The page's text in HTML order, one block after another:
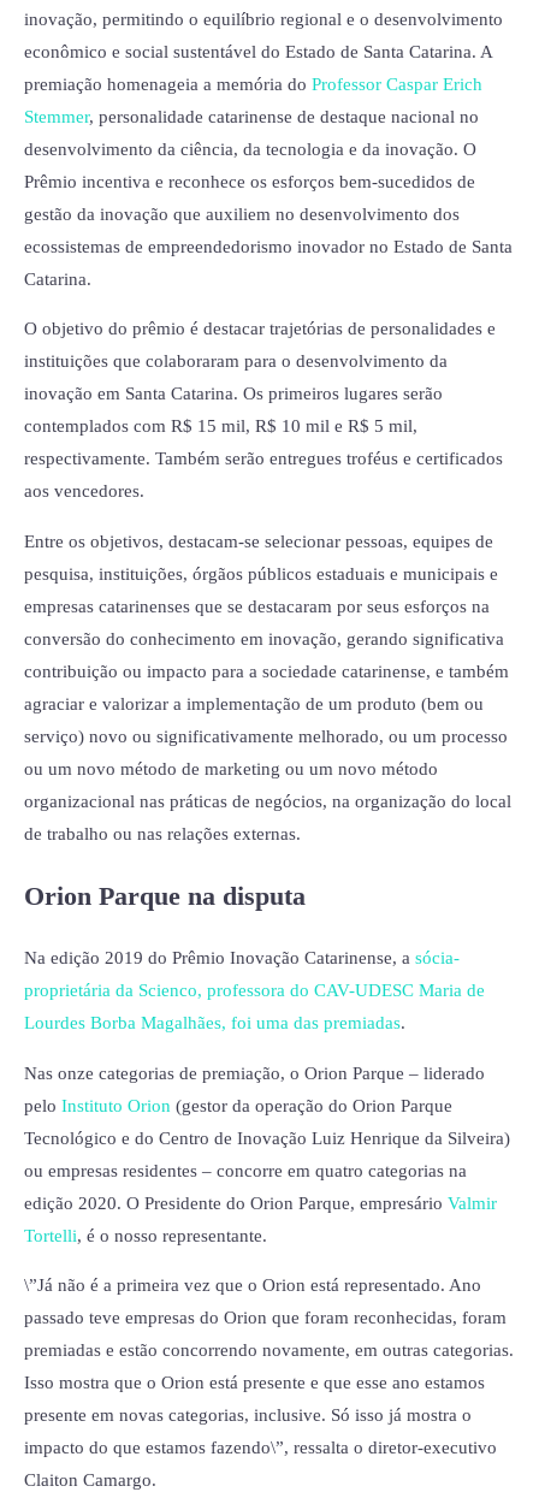
inovação, permitindo o equilíbrio regional e o desenvolvimento
econômico e social sustentável do Estado de Santa Catarina. A
premiação homenageia a memória do Professor Caspar Erich
Stemmer, personalidade catarinense de destaque nacional no
desenvolvimento da ciência, da tecnologia e da inovação. O
Prêmio incentiva e reconhece os esforços bem-sucedidos de
gestão da inovação que auxiliem no desenvolvimento dos
ecossistemas de empreendedorismo inovador no Estado de Santa
Catarina.
O objetivo do prêmio é destacar trajetórias de personalidades e
instituições que colaboraram para o desenvolvimento da
inovação em Santa Catarina. Os primeiros lugares serão
contemplados com R$ 15 mil, R$ 10 mil e R$ 5 mil,
respectivamente. Também serão entregues troféus e certificados
aos vencedores.
Entre os objetivos, destacam-se selecionar pessoas, equipes de
pesquisa, instituições, órgãos públicos estaduais e municipais e
empresas catarinenses que se destacaram por seus esforços na
conversão do conhecimento em inovação, gerando significativa
contribuição ou impacto para a sociedade catarinense, e também
agraciar e valorizar a implementação de um produto (bem ou
serviço) novo ou significativamente melhorado, ou um processo
ou um novo método de marketing ou um novo método
organizacional nas práticas de negócios, na organização do local
de trabalho ou nas relações externas.
Orion Parque na disputa
Na edição 2019 do Prêmio Inovação Catarinense, a sócia-
proprietária da Scienco, professora do CAV-UDESC Maria de
Lourdes Borba Magalhães, foi uma das premiadas.
Nas onze categorias de premiação, o Orion Parque – liderado
pelo Instituto Orion (gestor da operação do Orion Parque
Tecnológico e do Centro de Inovação Luiz Henrique da Silveira)
ou empresas residentes – concorre em quatro categorias na
edição 2020. O Presidente do Orion Parque, empresário Valmir
Tortelli, é o nosso representante.
\”Já não é a primeira vez que o Orion está representado. Ano
passado teve empresas do Orion que foram reconhecidas, foram
premiadas e estão concorrendo novamente, em outras categorias.
Isso mostra que o Orion está presente e que esse ano estamos
presente em novas categorias, inclusive. Só isso já mostra o
impacto do que estamos fazendo\”, ressalta o diretor-executivo
Claiton Camargo.